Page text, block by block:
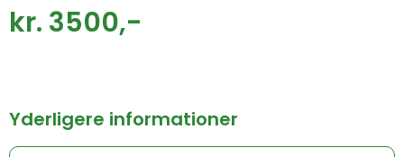
kr. 3500,-
Yderligere informationer